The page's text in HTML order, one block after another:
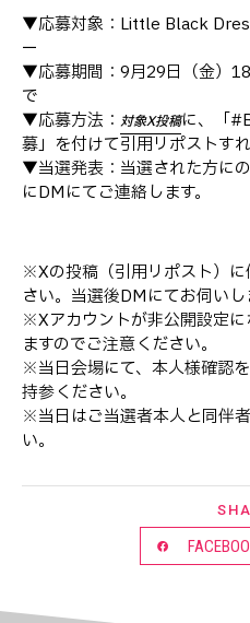
▼応募対象：Little Black
ー
▼応募期間：9月29日（金）
で
▼応募方法： 対象X投稿に、「
募」を付けて引用リポストすれ
▼当選発表：当選された方に
にDMにてご連絡します。
※Xの投稿（引用リポスト）
さい。当選後DMにてお伺いし
※Xアカウントが非公開設定
ますのでご注意ください。
※当日会場にて、本人様確認
持参ください。
※当日はご当選者本人と同伴
い。